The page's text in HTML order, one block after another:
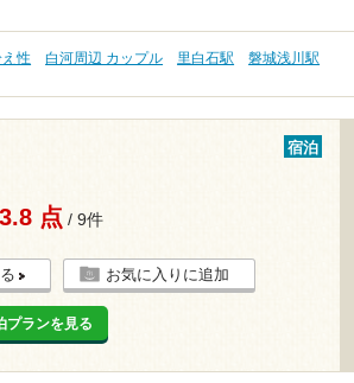
性 白河周辺 カップル 里白石駅
磐城浅川駅
宿泊
3.8 点 / 9件
お気に入りに追加
プランを見る